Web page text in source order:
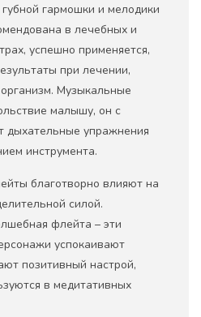
гармошки и мелодики
в лечебных и
успешно применяется,
при лечении,
Музыкальные
малышу, он с
дыхательные упражнения
инструмента.
благотворно влияют на
силой.
флейта – эти
успокаивают
позитивный настрой,
в медитативных